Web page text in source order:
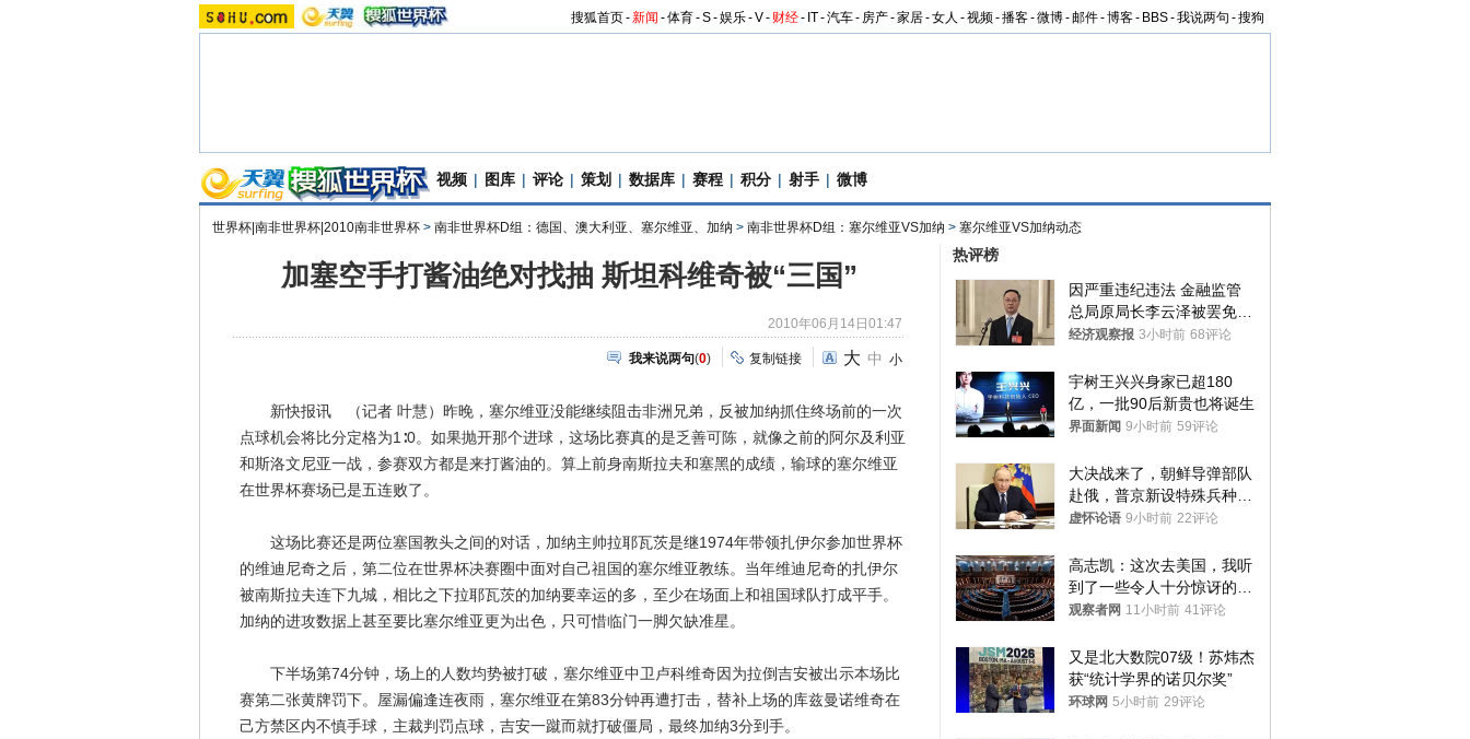
搜狐首页-新闻 -体育-S-娱乐-V- 财经- IT-汽车- 房产-家居-女人 -视频-播客-微博-邮件-博客- BBS-我说两句 -搜狗
视频 | 图库 | 评论 | 策划 | 数据库 | 赛程 | 积分 | 射手 | 微博
世界杯|南非世界杯|2010南非世界杯 > 南非世界杯D组：德国、澳大利亚、塞尔维亚、加纳 > 南非世界杯D组：塞尔维亚VS加纳 > 塞尔维亚VS加纳动态
加塞空手打酱油绝对找抽 斯坦科维奇被“三国”
2010年06月14日01:47
我来说两句(0) 复制链接 大 中 小
新快报讯 （记者 叶慧）昨晚，塞尔维亚没能继续阻击非洲兄弟，反被加纳抓住终场前的一次
点球机会将比分定格为1∶0。如果抛开那个进球，这场比赛真的是乏善可陈，就像之前的阿尔及利亚
和斯洛文尼亚一战，参赛双方都是来打酱油的。算上前身南斯拉夫和塞黑的成绩，输球的塞尔维亚
在世界杯赛场已是五连败了。
这场比赛还是两位塞国教头之间的对话，加纳主帅拉耶瓦茨是继1974年带领扎伊尔参加世界杯
的维迪尼奇之后，第二位在世界杯决赛圈中面对自己祖国的塞尔维亚教练。当年维迪尼奇的扎伊尔
被南斯拉夫连下九城，相比之下拉耶瓦茨的加纳要幸运的多，至少在场面上和祖国球队打成平手。
加纳的进攻数据上甚至要比塞尔维亚更为出色，只可惜临门一脚欠缺准星。
下半场第74分钟，场上的人数均势被打破，塞尔维亚中卫卢科维奇因为拉倒吉安被出示本场比
赛第二张黄牌罚下。屋漏偏逢连夜雨，塞尔维亚在第83分钟再遭打击，替补上场的库兹曼诺维奇在
己方禁区内不慎手球，主裁判罚点球，吉安一蹴而就打破僵局，最终加纳3分到手。
热评榜
因严重违纪违法 金融监管
总局原局长李云泽被罢免全
国人大代表
经济观察报 3小时前 68评论
宇树王兴兴身家已超180
亿，一批90后新贵也将诞生
界面新闻 9小时前 59评论
大决战来了，朝鲜导弹部队
赴俄，普京新设特殊兵种，
76岁老将扛旗
虚怀论语 9小时前 22评论
高志凯：这次去美国，我听
到了一些令人十分惊讶的消
息
观察者网 11小时前 41评论
又是北大数院07级！苏炜杰
获“统计学界的诺贝尔奖”
环球网 5小时前 29评论